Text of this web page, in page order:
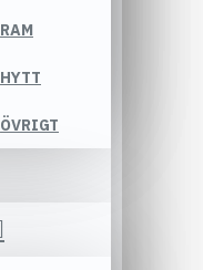
RAM
HYTT
ÖVRIGT